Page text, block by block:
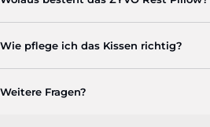
Wie pflege ich das Kissen richtig?
Weitere Fragen?